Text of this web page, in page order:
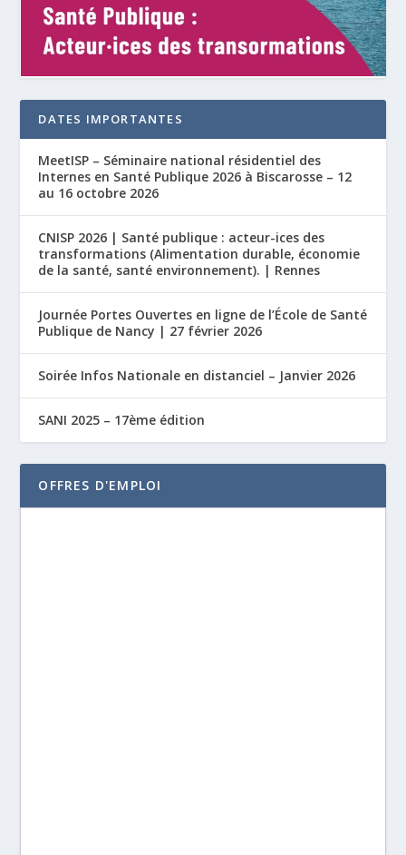
DATES IMPORTANTES
MeetISP – Séminaire national résidentiel des
Internes en Santé Publique 2026 à Biscarosse – 12
au 16 octobre 2026
CNISP 2026 | Santé publique : acteur-ices des
transformations (Alimentation durable, économie
de la santé, santé environnement). | Rennes
Journée Portes Ouvertes en ligne de l’École de Santé
Publique de Nancy | 27 février 2026
Soirée Infos Nationale en distanciel – Janvier 2026
SANI 2025 – 17ème édition
OFFRES D'EMPLOI